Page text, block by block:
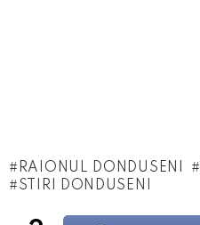
RAIONUL DONDUSENI
STIRI DONDUSENI